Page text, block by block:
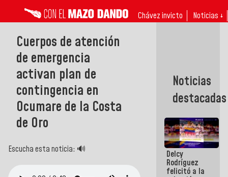
Chávez invicto Noticias ↓
Cuerpos de atención
de emergencia
activan plan de
contingencia en
Ocumare de la Costa
de Oro
Escucha esta noticia: 🔊
Noticias
destacadas
Delcy
Rodríguez
felicitó a la